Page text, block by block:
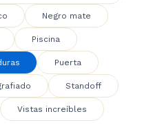
Negro mate
Piscina
Puerta
Standoff
Vistas increíbles